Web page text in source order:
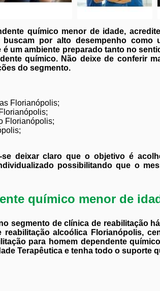
químico menor de idade,
por alto desempenho como
um ambiente preparado tanto no
químico. Não deixe de conferir
do segmento.
Florianópolis;
Florianópolis;
deixar claro que o objetivo é
possibilitando que o
químico menor de
segmento de clínica de reabilitação
alcoólica Florianópolis,
para homem dependente
Terapêutica e tenha todo o suporte